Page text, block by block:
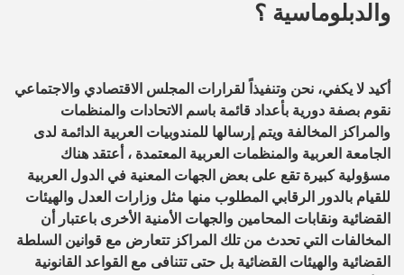
والدبلوماسية ؟
أكيد لا يكفي، نحن وتنفيذاً لقرارات المجلس الاقتصادي والاجتماعي
نقوم بصفة دورية بأعداد قائمة باسم الاتحادات والمنظمات
والمراكز المخالفة ويتم إرسالها للمندوبيات العربية الدائمة لدى
الجامعة العربية والمنظمات العربية المعتمدة ، أعتقد هناك
مسؤولية كبيرة تقع على بعض الجهات المعنية في الدول العربية
للقيام بالدور الرقابي المطلوب منها مثل وزارات العدل والهيئات
القضائية ونقابات المحامين والجهات الأمنية الأخرى باعتبار أن
المخالفات التي تحدث من تلك المراكز تتعارض مع قوانين السلطة
القضائية والهيئات القضائية بل حتى تتنافى مع القواعد القانونية